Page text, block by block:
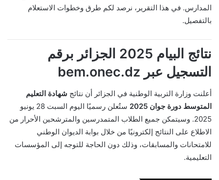
المدارس. في هذا التقرير، نرصد لكم طرق وخطوات الاستعلام
بالتفصيل.
نتائج البيام 2025 الجزائر برقم
التسجيل عبر bem.onec.dz
أعلنت وزارة التربية الوطنية في الجزائر أن نتائج شهادة التعليم
المتوسط دورة جوان 2025
ستُعلن رسميًا اليوم السبت 28 يونيو
2025. وسيتمكن جميع الطلاب المتمدرسين والمترشحين الأحرار من
الاطلاع على النتائج إلكترونيًا من خلال بوابة الديوان الوطني
للامتحانات والمسابقات، وذلك دون الحاجة للتوجه إلى المؤسسات
التعليمية.